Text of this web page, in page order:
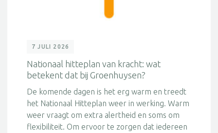
7 JULI 2026
Nationaal hitteplan van kracht: wat
betekent dat bij Groenhuysen?
De komende dagen is het erg warm en treedt
het Nationaal Hitteplan weer in werking. Warm
weer vraagt om extra alertheid en soms om
flexibiliteit. Om ervoor te zorgen dat iedereen